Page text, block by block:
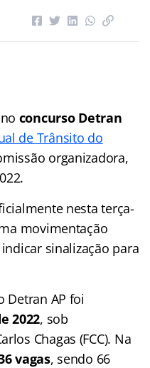
concurso Detran
de Trânsito do
organizadora,
nesta terça-
movimentação
sinalização para
Detran AP foi
2022, sob
Chagas (FCC). Na
vagas, sendo 66